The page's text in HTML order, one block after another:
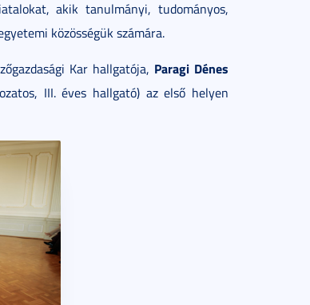
akik tanulmányi, tudományos,
közösségük számára.
Kar hallgatója, Paragi Dénes
III. éves hallgató) az első helyen